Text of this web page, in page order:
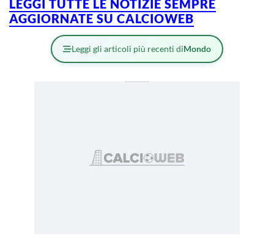
LEGGI TUTTE LE NOTIZIE SEMPRE
AGGIORNATE SU CALCIOWEB
Leggi gli articoli più recenti diMondo